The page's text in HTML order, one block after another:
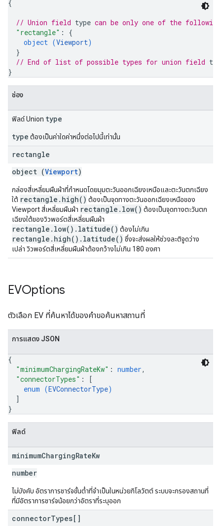
{
// Union field type can be only one of the
"rectangle" : {
object (Viewport)
}
// End of list of possible types for union field
}
ช่อง
ฟิลด์ Union type
type ต้องเป็นค่าใดค่าหนึ่งต่อไปนี้เท่านั้น
rectangle
object (Viewport)
กล่องสี่เหลี่ยมผืนผ้าที่กำหนดโดยมุมตะวันออกเฉียงเหนือและตะวันตกเฉียง
ใต้ rectangle.high() ต้องเป็นจุดทางตะวันออกเฉียงเหนือของ
Viewport สี่เหลี่ยมผืนผ้า rectangle.low() ต้องเป็นจุดทางตะวันตก
เฉียงใต้ของวิวพอร์ตสี่เหลี่ยมผืนผ้า
rectangle.low().latitude() ต้องไม่เกิน
rectangle.high().latitude() ซึ่งจะส่งผลให้ช่วงละติจูดว่าง
เปล่า วิวพอร์ตสี่เหลี่ยมผืนผ้าต้องกว้างไม่เกิน 180 องศา
EVOptions
ตัวเลือก EV ที่ค้นหาได้ของคำขอค้นหาสถานที่
การแสดง JSON
{
"minimumChargingRateKw" : number,
"connectorTypes" :
[
enum (EVConnectorType)
]
}
ฟิลด์
minimumChargingRateKw
number
ไม่บังคับ อัตราการชาร์จขั้นต่ำที่จำเป็นในหน่วยกิโลวัตต์ ระบบจะกรองสถานที่
ที่มีอัตราการชาร์จน้อยกว่าอัตราที่ระบุออก
connectorTypes[]